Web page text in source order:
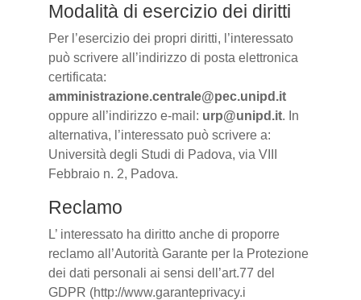
Modalità di esercizio dei diritti
Per l’esercizio dei propri diritti, l’interessato
può scrivere all’indirizzo di posta elettronica
certificata:
amministrazione.centrale@pec.unipd.it
oppure all’indirizzo e-mail: urp@unipd.it. In
alternativa, l’interessato può scrivere a:
Università degli Studi di Padova, via VIII
Febbraio n. 2, Padova.
Reclamo
L’ interessato ha diritto anche di proporre
reclamo all’Autorità Garante per la Protezione
dei dati personali ai sensi dell’art.77 del
GDPR (http://www.garanteprivacy.i